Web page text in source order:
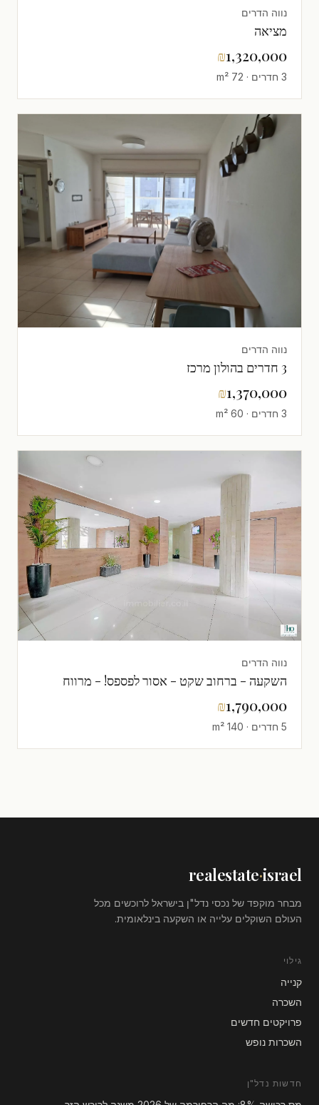
נווה הדרים
מציאה
₪1,320,000
3 חדרים · 72 m²
נווה הדרים
3 חדרים בהולון מרכז
₪1,370,000
3 חדרים · 60 m²
נווה הדרים
השקעה - ברחוב שקט - אסור לפספס! - מרווח
₪1,790,000
5 חדרים · 140 m²
realestate·israel
מבחר מוקפד של נכסי נדל"ן בישראל לרוכשים מכל
העולם השוקלים עלייה או השקעה בינלאומית.
גילוי
קנייה
השכרה
פרויקטים חדשים
השכרות נופש
חדשות נדל"ן